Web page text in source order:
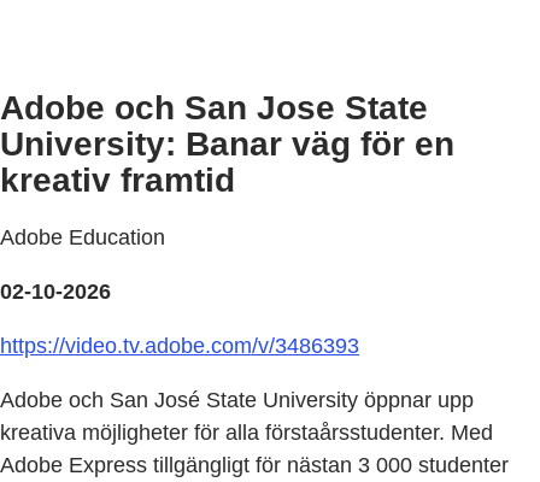
Adobe och San Jose State
University: Banar väg för en
kreativ framtid
Adobe Education
02-10-2026
https://video.tv.adobe.com/v/3486393
Adobe och San José State University öppnar upp
kreativa möjligheter för alla förstaårsstudenter. Med
Adobe Express tillgängligt för nästan 3 000 studenter